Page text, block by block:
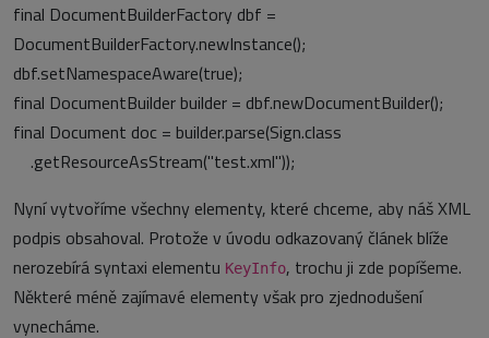
final DocumentBuilderFactory dbf =
DocumentBuilderFactory.newInstance();
dbf.setNamespaceAware(true);
final DocumentBuilder builder = dbf.newDocumentBuilder();
final Document doc = builder.parse(Sign.class
.getResourceAsStream("test.xml"));
Nyní vytvoříme všechny elementy, které chceme, aby náš XML
podpis obsahoval. Protože v úvodu odkazovaný článek blíže
nerozebírá syntaxi elementu KeyInfo, trochu ji zde popíšeme.
Některé méně zajímavé elementy však pro zjednodušení
vynecháme.